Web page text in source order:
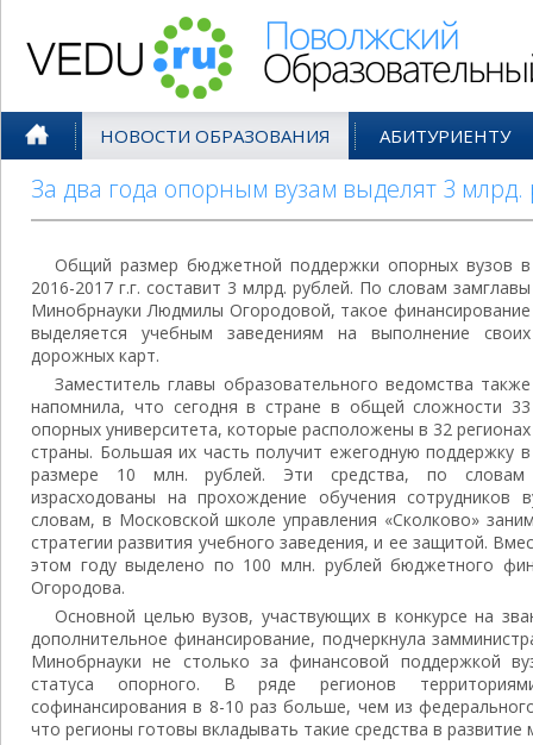
НОВОСТИ ОБРАЗОВАНИЯ АБИТУРИЕНТУ
За два года опорным вузам выделят 3 млрд.
Общий размер бюджетной поддержки опорных вузов в
2016-2017 г.г. составит 3 млрд. рублей. По словам замглавы
Минобрнауки Людмилы Огородовой, такое финансирование
выделяется учебным заведениям на выполнение своих
дорожных карт.
Заместитель главы образовательного ведомства также
напомнила, что сегодня в стране в общей сложности 33
опорных университета, которые расположены в 32 регионах
страны. Большая их часть получит ежегодную поддержку в
размере 10 млн. рублей. Эти средства, по словам
израсходованы на прохождение обучения
словам, в Московской школе управления «Сколково»
стратегии развития учебного заведения, и ее защитой.
этом году выделено по 100 млн. рублей бюджетного
Огородова.
Основной целью вузов, участвующих в конкурсе на
дополнительное финансирование, подчеркнула
Минобрнауки не столько за финансовой поддержкой
статуса опорного. В ряде регионов
софинансирования в 8-10 раз больше, чем из
что регионы готовы вкладывать такие средства в развитие